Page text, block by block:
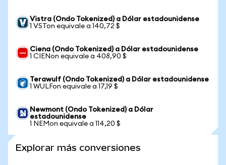
Vistra (Ondo Tokenized) a Dólar estadounidense
1 VSTon equivale a 140,72 $
Ciena (Ondo Tokenized) a Dólar estadounidense
1 CIENon equivale a 408,90 $
Terawulf (Ondo Tokenized) a Dólar estadounidense
1 WULFon equivale a 17,19 $
Newmont (Ondo Tokenized) a Dólar
estadounidense
1 NEMon equivale a 114,20 $
Explorar más conversiones